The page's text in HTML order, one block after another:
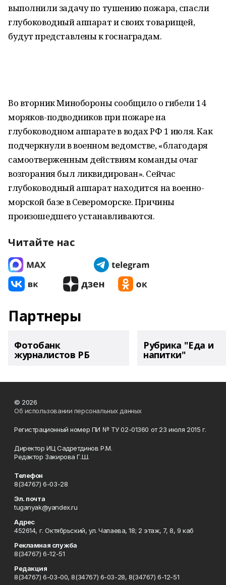
выполнили задачу по тушению пожара, спасли
глубоководный аппарат и своих товарищей,
будут представлены к госнаградам.
Во вторник Минобороны сообщило о гибели 14
моряков-подводников при пожаре на
глубоководном аппарате в водах РФ 1 июля. Как
подчеркнули в военном ведомстве, «благодаря
самоотверженным действиям команды очаг
возгорания был ликвидирован». Сейчас
глубоководный аппарат находится на военно-
морской базе в Североморске. Причины
произошедшего устанавливаются.
Читайте нас
Партнеры
Фотобанк
журналистов РБ
Рубрика "Еда и
напитки"
© 2026
Об использовании персональных данных
Регистрационный номер ПИ № ТУ 02-01360 от 23 июля 2015 г.
Директор ИЦ Садретдинов Р.М.
Редактор Закирова Г.Ш.
Телефон
8(34767) 6-03-28
Эл. почта
tuganyak@yandex.ru
Адрес
452614, г. Октябрьский, ул. Чапаева, 18; 2 этаж, 7, 8, 9 каб
Рекламная служба
8(34767) 6-12-51
Редакция
8(34767) 6-03-00, 8(34767) 6-03-28, 8(34767) 6-12-51